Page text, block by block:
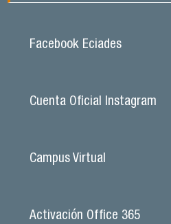
Facebook Eciades
Cuenta Oficial Instagram
Campus Virtual
Activación Office 365